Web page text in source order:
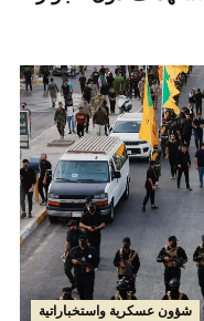
شؤون عسكرية واستخباراتية